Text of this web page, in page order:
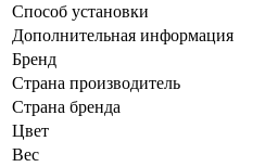
Способ установки
Дополнительная информация
Бренд
Страна производитель
Страна бренда
Цвет
Вес